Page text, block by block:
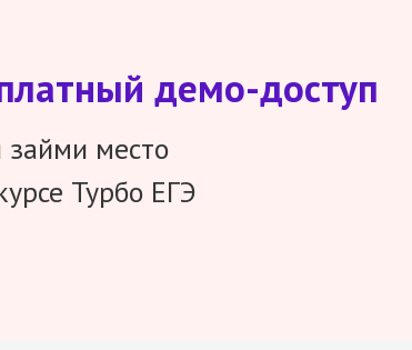
демо-доступ
займи место
Турбо ЕГЭ